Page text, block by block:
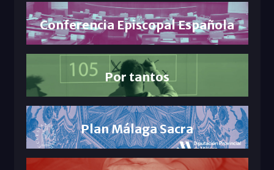
Conferencia Episcopal Española
Por tantos
Plan Málaga Sacra